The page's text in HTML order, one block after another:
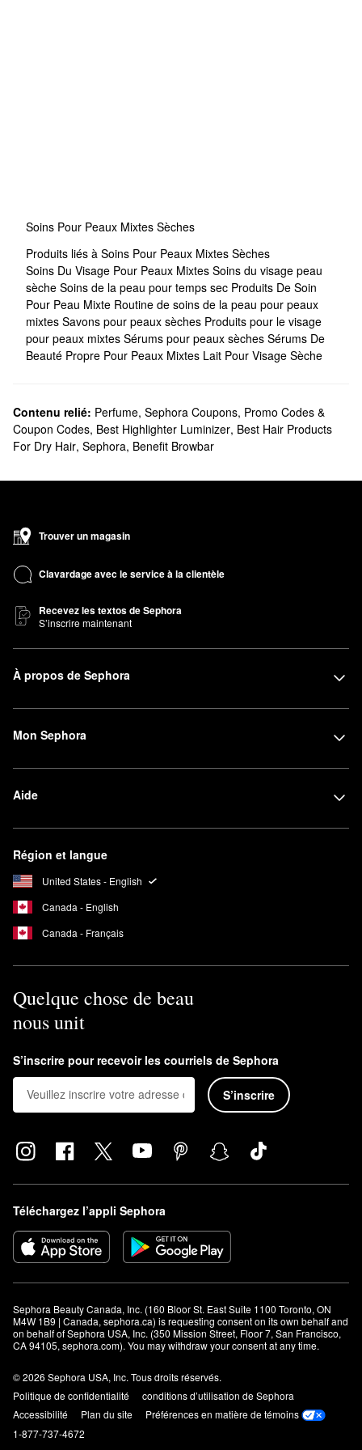
Soins Pour Peaux Mixtes Sèches
Produits liés à Soins Pour Peaux Mixtes Sèches
Soins Du Visage Pour Peaux Mixtes Soins du visage peau
sèche Soins de la peau pour temps sec Produits De Soin
Pour Peau Mixte Routine de soins de la peau pour peaux
mixtes Savons pour peaux sèches Produits pour le visage
pour peaux mixtes Sérums pour peaux sèches Sérums De
Beauté Propre Pour Peaux Mixtes Lait Pour Visage Sèche
Contenu relié: Perfume, Sephora Coupons, Promo Codes &
Coupon Codes, Best Highlighter Luminizer, Best Hair Products
For Dry Hair, Sephora, Benefit Browbar
Trouver un magasin
Clavardage avec le service à la clientèle
Recevez les textos de Sephora
S’inscrire maintenant
À propos de Sephora
Mon Sephora
Aide
Région et langue
United States - English
Canada - English
Canada - Français
Quelque chose de beau
nous unit
S’inscrire pour recevoir les courriels de Sephora
S’inscrire
Téléchargez l’appli Sephora
Sephora Beauty Canada, Inc. (160 Bloor St. East Suite 1100 Toronto, ON
M4W 1B9 | Canada, sephora.ca) is requesting consent on its own behalf and
on behalf of Sephora USA, Inc. (350 Mission Street, Floor 7, San Francisco,
CA 94105, sephora.com). You may withdraw your consent at any time.
© 2026 Sephora USA, Inc. Tous droits réservés.
Politique de confidentialité
conditions d’utilisation de Sephora
Accessibilité
Plan du site
Préférences en matière de témoins
1-877-737-4672